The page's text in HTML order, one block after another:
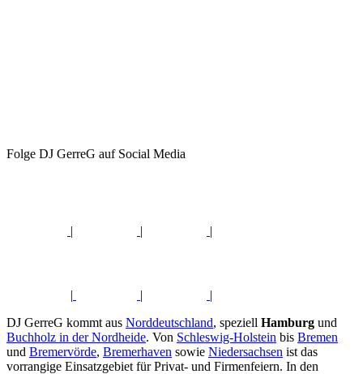
Folge DJ GerreG auf Social Media
| | |
| |
|
DJ GerreG kommt aus Norddeutschland, speziell Hamburg und
Buchholz in der Nordheide. Von Schleswig-Holstein bis Bremen
und Bremervörde, Bremerhaven sowie Niedersachsen ist das
vorrangige Einsatzgebiet für Privat- und Firmenfeiern. In den